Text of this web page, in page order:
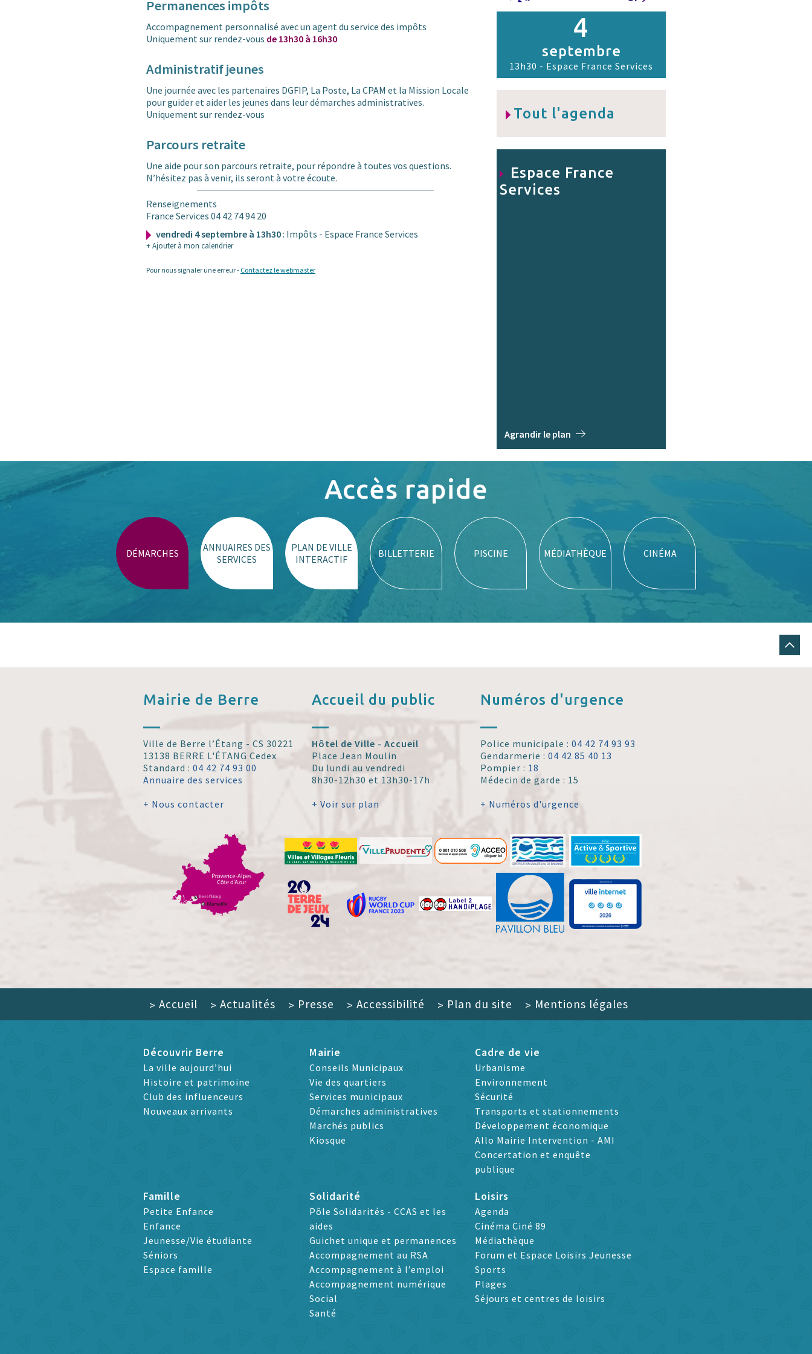
Permanences impôts
Accompagnement personnalisé avec un agent du service des impôts
Uniquement sur rendez-vous de 13h30 à 16h30
Administratif jeunes
Une journée avec les partenaires DGFIP, La Poste, La CPAM et la Mission Locale
pour guider et aider les jeunes dans leur démarches administratives.
Uniquement sur rendez-vous
Parcours retraite
Une aide pour son parcours retraite, pour répondre à toutes vos questions.
N’hésitez pas à venir, ils seront à votre écoute.
Renseignements
France Services 04 42 74 94 20
vendredi 4 septembre à 13h30: Impôts - Espace France Services
+ Ajouter à mon calendrier
Pour nous signaler une erreur - Contactez le webmaster
4
septembre
13h30 - Espace France Services
Tout l'agenda
Espace France
Services
Agrandir le plan
Accès rapide
DÉMARCHES
ANNUAIRES DES
SERVICES
PLAN DE VILLE
INTERACTIF
BILLETTERIE PISCINE MÉDIATHÈQUE CINÉMA
Mairie de Berre
Ville de Berre l’Étang - CS 30221
13138 BERRE L'ÉTANG Cedex
Standard :04 42 74 93 00
Annuaire des services
+ Nous contacter
Accueil du public
Hôtel de Ville - Accueil
Place Jean Moulin
Du lundi au vendredi
8h30-12h30 et 13h30-17h
+ Voir sur plan
Numéros d'urgence
Police municipale :04 42 74 93 93
Gendarmerie :04 42 85 40 13
Pompier : 18
Médecin de garde : 15
+ Numéros d'urgence
> Accueil > Actualités > Presse > Accessibilité > Plan du site > Mentions légales
Découvrir Berre
La ville aujourd’hui
Histoire et patrimoine
Club des influenceurs
Nouveaux arrivants
Mairie
Conseils Municipaux
Vie des quartiers
Services municipaux
Démarches administratives
Marchés publics
Kiosque
Cadre de vie
Urbanisme
Environnement
Sécurité
Transports et stationnements
Développement économique
Allo Mairie Intervention - AMI
Concertation et enquête
publique
Famille
Petite Enfance
Enfance
Jeunesse/Vie étudiante
Séniors
Espace famille
Solidarité
Pôle Solidarités - CCAS et les
aides
Guichet unique et permanences
Accompagnement au RSA
Accompagnement à l’emploi
Accompagnement numérique
Social
Santé
Loisirs
Agenda
Cinéma Ciné 89
Médiathèque
Forum et Espace Loisirs Jeunesse
Sports
Plages
Séjours et centres de loisirs